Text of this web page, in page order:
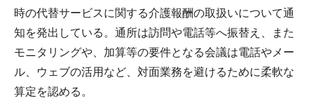
時の代替サービスに関する介護報酬の取扱いについて通
知を発出している。通所は訪問や電話等へ振替え、また
モニタリングや、加算等の要件となる会議は電話やメー
ル、ウェブの活用など、対面業務を避けるために柔軟な
算定を認める。